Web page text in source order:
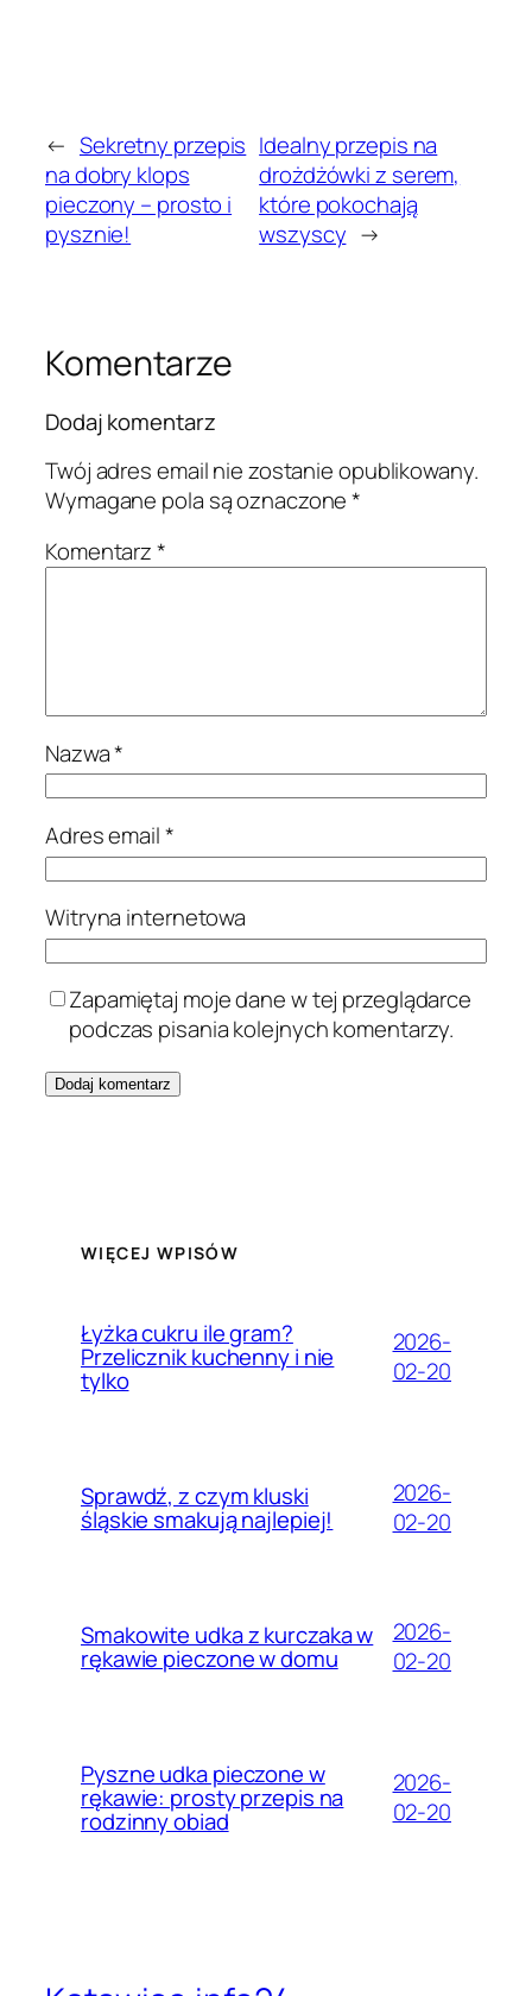
← Sekretny przepis
na dobry klops
pieczony – prosto i
pysznie!
Idealny przepis na
drożdżówki z serem,
które pokochają
wszyscy →
Komentarze
Dodaj komentarz
Twój adres email nie zostanie opublikowany.
Wymagane pola są oznaczone*
Komentarz*
Nazwa*
Adres email*
Witryna internetowa
Zapamiętaj moje dane w tej przeglądarce
podczas pisania kolejnych komentarzy.
WIĘCEJ WPISÓW
Łyżka cukru ile gram?
Przelicznik kuchenny i nie
tylko
2026-
02-20
Sprawdź, z czym kluski
śląskie smakują najlepiej!
2026-
02-20
Smakowite udka z kurczaka w
rękawie pieczone w domu
2026-
02-20
Pyszne udka pieczone w
rękawie: prosty przepis na
rodzinny obiad
2026-
02-20